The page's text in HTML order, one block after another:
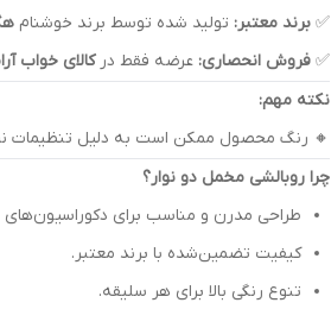
✅ برند معتبر: تولید شده توسط برند خوشنام
✅ فروش انحصاری: عرضه فقط درکالای خواب
نکته مهم:
🔸 رنگ محصول ممکن است به دلیل تنظیمات
چرا روبالشی مخمل دو نوار؟
طراحی مدرن و مناسب برای
کیفیت تضمین‌شده با برند معتبر.
تنوع رنگی بالا برای هر سلیقه.